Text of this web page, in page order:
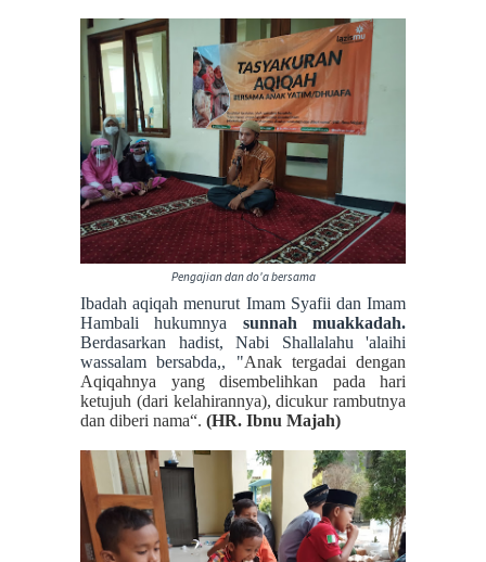
Pengajian dan do'a bersama
Ibadah aqiqah menurut Imam Syafii dan Imam
Hambali hukumnya sunnah muakkadah.
Berdasarkan hadist, Nabi Shallalahu 'alaihi
wassalam bersabda,, "Anak tergadai dengan
Aqiqahnya yang disembelihkan pada hari
ketujuh (dari kelahirannya), dicukur rambutnya
dan diberi nama“. (HR. Ibnu Majah)